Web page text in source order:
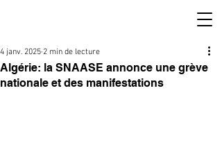
Algérie: la SNAASE annonce une grève
nationale et des manifestations
4 janv. 2025 2 min de lecture